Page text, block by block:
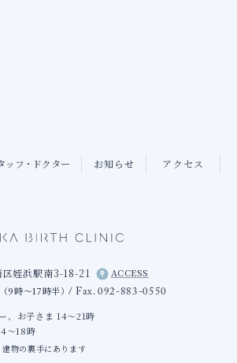
ッフ ・ ドクター お知らせ アクセス
姪浜駅南3-18-21 ACCESS
（9時〜17時半）/ Fax. 092-883-0550
、お子さま 14〜21時
〜18時
建物の裏手にあります